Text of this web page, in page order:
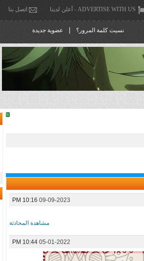
ADVERTISE WITH US - أعلن لدينا اتصل بنا
نسيت كلمة المرور؟ عضوية جديدة
09-09-2023
10:16 PM
مشاهدة المحادثة
05-01-2022
10:44 PM